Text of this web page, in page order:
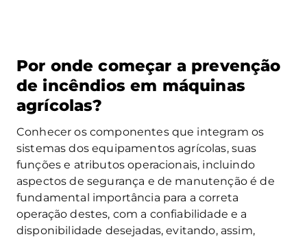
Por onde começar a prevenção
de incêndios em máquinas
agrícolas?
Conhecer os componentes que integram os
sistemas dos equipamentos agrícolas, suas
funções e atributos operacionais, incluindo
aspectos de segurança e de manutenção é de
fundamental importância para a correta
operação destes, com a confiabilidade e a
disponibilidade desejadas, evitando, assim,